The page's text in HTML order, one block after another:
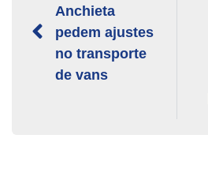
Anchieta
pedem ajustes
no transporte
de vans